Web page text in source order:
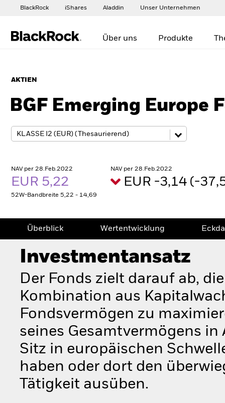
BlackRock iShares Aladdin Unser Unternehmen
Über uns Produkte
AKTIEN
BGF Emerging Europe
NAV per 28.Feb.2022
EUR 5,22
52W-Bandbreite 5,22 - 14,69
NAV per 28.Feb.2022
EUR -3,14 (-
Überblick Wertentwicklung
Investmentansatz
Der Fonds zielt darauf ab,
Kombination aus
Fondsvermögen zu
seines Gesamtvermögens
Sitz in europäischen
haben oder dort den
Tätigkeit ausüben.